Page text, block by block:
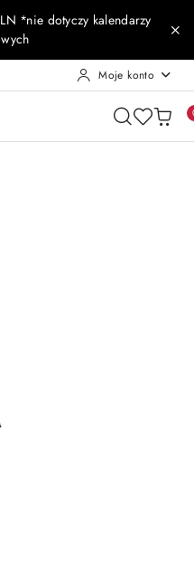
*nie dotyczy kalendarzy
Moje konto